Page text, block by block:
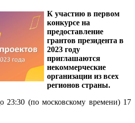
К участию в первом
конкурсе на
предоставление
грантов президента в
2023 году
приглашаются
некоммерческие
организации из всех
регионов страны.
23:30 (по московскому времени) 17